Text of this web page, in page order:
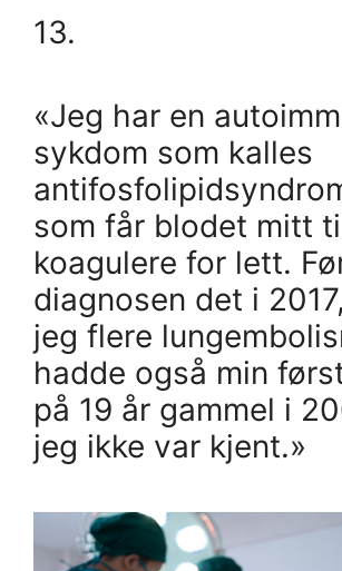
13.
«Jeg har en
sykdom som kalles
som får blodet mitt
koagulere for lett.
diagnosen det i
jeg flere
hadde også min
på 19 år gammel i
jeg ikke var kjent.»